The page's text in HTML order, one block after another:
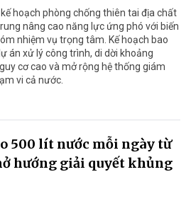
hoạch phòng chống thiên tai địa chất
nâng cao năng lực ứng phó với biến
nhiệm vụ trọng tâm. Kế hoạch bao
án xử lý công trình, di dời khoảng
cơ cao và mở rộng hệ thống giám
vi cả nước.
500 lít nước mỗi ngày từ
hướng giải quyết khủng